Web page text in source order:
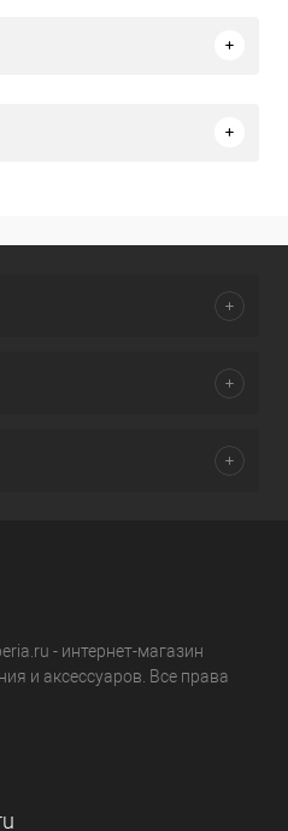
- интернет-магазин
и аксессуаров. Все права